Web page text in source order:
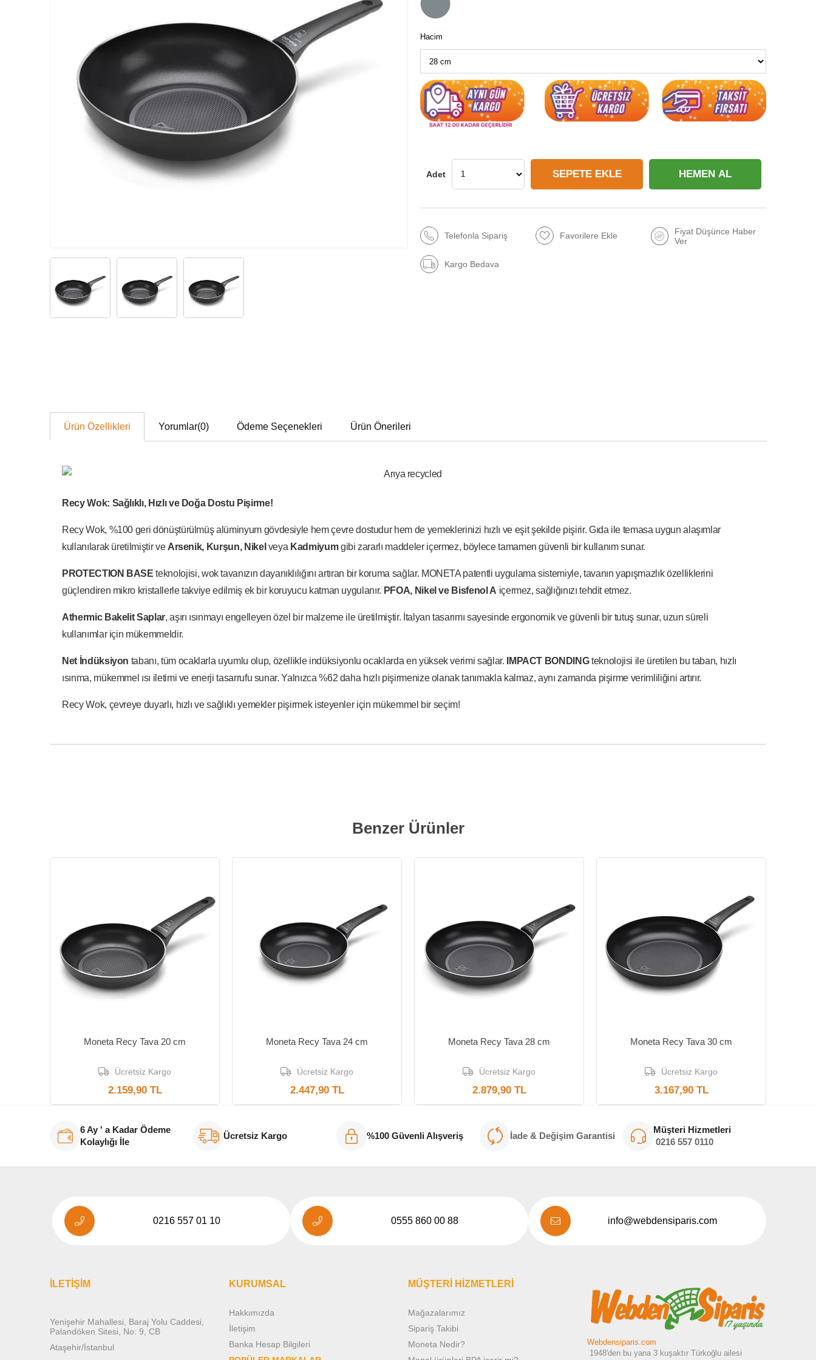
Hacim
Telefonla Sipariş Favorilere Ekle
Fiyat Düşünce Haber
Ver
Kargo Bedava
Ürün Özellikleri Yorumlar(0) Ödeme Seçenekleri Ürün Önerileri
Recy Wok: Sağlıklı, Hızlı ve Doğa Dostu Pişirme!
Recy Wok, %100 geri dönüştürülmüş alüminyum gövdesiyle hem çevre dostudur hem de yemeklerinizi hızlı ve eşit şekilde pişirir. Gıda ile temasa uygun alaşımlar
kullanılarak üretilmiştir ve Arsenik, Kurşun, Nikel veya Kadmiyumgibi zararlı maddeler içermez, böylece tamamen güvenli bir kullanım sunar.
PROTECTION BASE teknolojisi, wok tavanızın dayanıklılığını artıran bir koruma sağlar. MONETA patentli uygulama sistemiyle, tavanın yapışmazlık özelliklerini
güçlendiren mikro kristallerle takviye edilmiş ek bir koruyucu katman uygulanır. PFOA, Nikel ve Bisfenol A içermez, sağlığınızı tehdit etmez.
Athermic Bakelit Saplar, aşırı ısınmayı engelleyen özel bir malzeme ile üretilmiştir. İtalyan tasarımı sayesinde ergonomik ve güvenli bir tutuş sunar, uzun süreli
kullanımlar için mükemmeldir.
Net İndüksiyon tabanı, tüm ocaklarla uyumlu olup, özellikle indüksiyonlu ocaklarda en yüksek verimi sağlar. IMPACT BONDINGteknolojisi ile üretilen bu taban, hızlı
ısınma, mükemmel ısı iletimi ve enerji tasarrufu sunar. Yalnızca %62 daha hızlı pişirmenize olanak tanımakla kalmaz, aynı zamanda pişirme verimliliğini artırır.
Recy Wok, çevreye duyarlı, hızlı ve sağlıklı yemekler pişirmek isteyenler için mükemmel bir seçim!
Benzer Ürünler
Moneta Recy Tava 20 cm
Ücretsiz Kargo
2.159,90 TL
Moneta Recy Tava 24 cm
Ücretsiz Kargo
2.447,90 TL
Moneta Recy Tava 28 cm
Ücretsiz Kargo
2.879,90 TL
Moneta Recy Tava 30 cm
Ücretsiz Kargo
3.167,90 TL
6 Ay ' a Kadar Ödeme
Kolaylığı İle
Ücretsiz Kargo %100 Güvenli Alışveriş İade & Değişim Garantisi
Müşteri Hizmetleri
0216 557 0110
0216 557 01 10 0555 860 00 88 info@webdensiparis.com
İLETİŞİM
Yenişehir Mahallesi, Baraj Yolu Caddesi,
Palandöken Sitesi, No: 9, CB
Ataşehir/İstanbul
KURUMSAL
Hakkımızda
İletişim
Banka Hesap Bilgileri
MÜŞTERİ HİZMETLERİ
Mağazalarımız
Sipariş Takibi
Moneta Nedir?
Webdensiparis.com
1948'den bu yana 3 kuşaktır Türkoğlu ailesi